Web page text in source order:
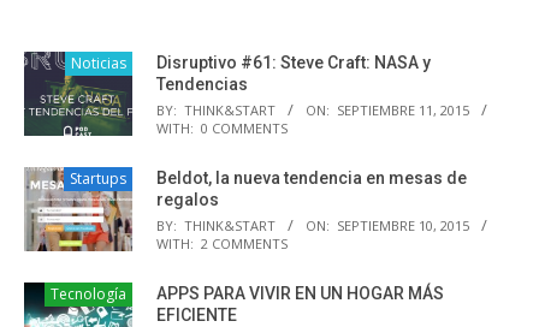
Noticias
Disruptivo #61: Steve Craft: NASA y
Tendencias
BY: THINK&START ON: SEPTIEMBRE 11, 2015
WITH: 0 COMMENTS
Startups
Beldot, la nueva tendencia en mesas de
regalos
BY: THINK&START ON: SEPTIEMBRE 10, 2015
WITH: 2 COMMENTS
Tecnología
APPS PARA VIVIR EN UN HOGAR MÁS
EFICIENTE